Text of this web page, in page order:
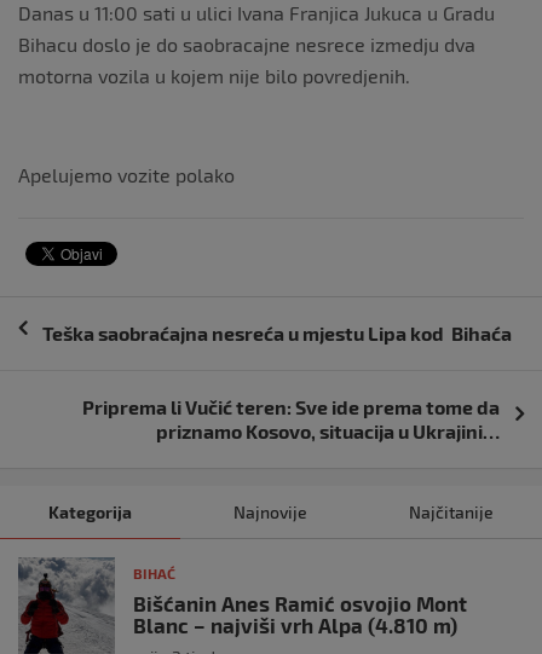
Danas u 11:00 sati u ulici Ivana Franjica Jukuca u Gradu
Bihacu doslo je do saobracajne nesrece izmedju dva
motorna vozila u kojem nije bilo povredjenih.
Apelujemo vozite polako
Navigacija
Teška saobraćajna nesreća u mjestu Lipa kod Bihaća
Priprema li Vučić teren: Sve ide prema tome da
priznamo Kosovo, situacija u Ukrajini…
Kategorija Najnovije Najčitanije
BIHAĆ
Bišćanin Anes Ramić osvojio Mont
Blanc – najviši vrh Alpa (4.810 m)